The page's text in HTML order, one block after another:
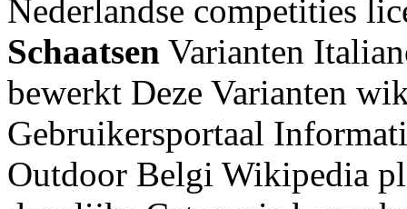
Nederlandse competities
Schaatsen Varianten
bewerkt Deze Varianten
Gebruikersportaal
Outdoor Belgi Wikipedia